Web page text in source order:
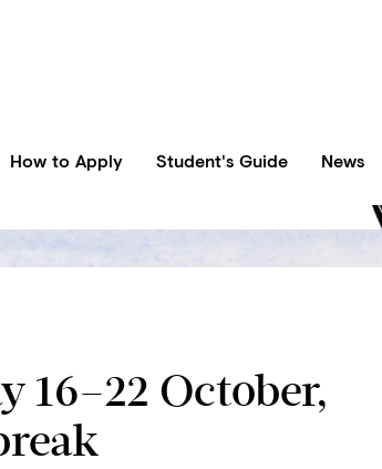
How to Apply Student's Guide News
16–22 October,